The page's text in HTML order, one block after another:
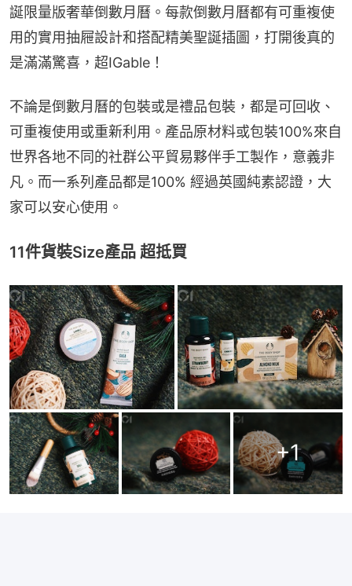
誕限量版奢華倒數月曆。每款倒數月曆都有可重複使
用的實用抽屜設計和搭配精美聖誕插圖，打開後真的
是滿滿驚喜，超IGable！
不論是倒數月曆的包裝或是禮品包裝，都是可回收、
可重複使用或重新利用。產品原材料或包裝100%來自
世界各地不同的社群公平貿易夥伴手工製作，意義非
凡。而一系列產品都是100% 經過英國純素認證，大
家可以安心使用。
11件貨裝Size產品 超抵買
+1